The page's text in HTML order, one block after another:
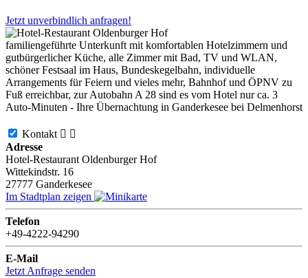
Jetzt unverbindlich anfragen!
familiengeführte Unterkunft mit komfortablen Hotelzimmern und
gutbürgerlicher Küche, alle Zimmer mit Bad, TV und WLAN,
schöner Festsaal im Haus, Bundeskegelbahn, individuelle
Arrangements für Feiern und vieles mehr, Bahnhof und ÖPNV zu
Fuß erreichbar, zur Autobahn A 28 sind es vom Hotel nur ca. 3
Auto-Minuten - Ihre Übernachtung in Ganderkesee bei Delmenhorst
Kontakt  
Adresse
Hotel-Restaurant Oldenburger Hof
Wittekindstr. 16
27777 Ganderkesee
Im Stadtplan zeigen
Telefon
+49-4222-94290
E-Mail
Jetzt Anfrage senden